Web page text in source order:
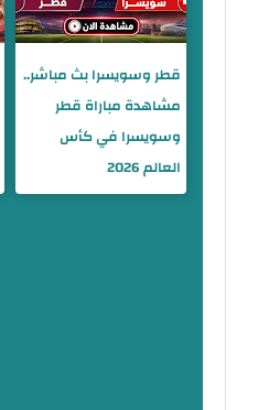
قطر وسويسرا بث مباشر..
مشاهدة مباراة قطر
وسويسرا في كأس
العالم 2026